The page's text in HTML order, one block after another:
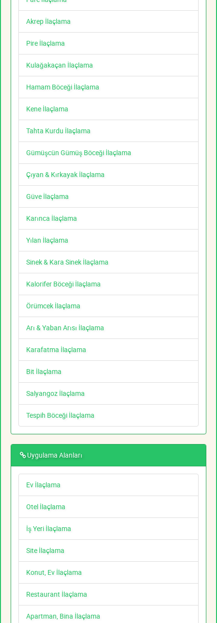
Akrep İlaçlama
Pire İlaçlama
Kulağakaçan İlaçlama
Hamam Böceği İlaçlama
Kene İlaçlama
Tahta Kurdu İlaçlama
Gümüşcün Gümüş Böceği İlaçlama
Çıyan & Kırkayak İlaçlama
Güve İlaçlama
Karınca İlaçlama
Yılan İlaçlama
Sinek & Kara Sinek İlaçlama
Kalorifer Böceği İlaçlama
Örümcek İlaçlama
Arı & Yaban Arısı İlaçlama
Karafatma İlaçlama
Bit İlaçlama
Salyangoz İlaçlama
Tespih Böceği İlaçlama
Uygulama Alanları
Ev İlaçlama
Otel İlaçlama
İş Yeri İlaçlama
Site İlaçlama
Konut, Ev İlaçlama
Restaurant İlaçlama
Apartman, Bina İlaçlama